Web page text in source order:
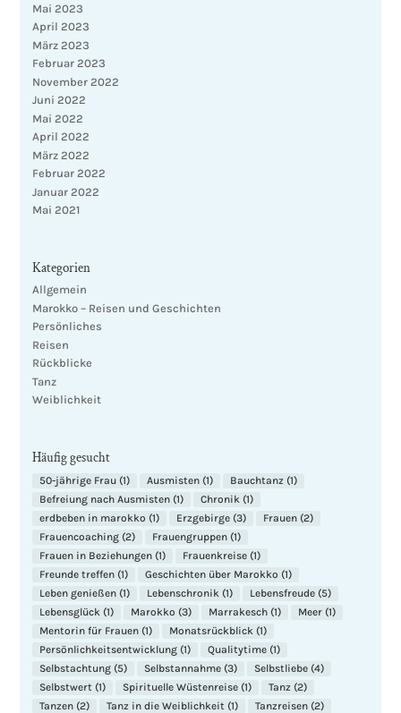
Mai 2023
April 2023
März 2023
Februar 2023
November 2022
Juni 2022
Mai 2022
April 2022
März 2022
Februar 2022
Januar 2022
Mai 2021
Kategorien
Allgemein
Marokko – Reisen und Geschichten
Persönliches
Reisen
Rückblicke
Tanz
Weiblichkeit
Häufig gesucht
50-jährige Frau (1) Ausmisten (1) Bauchtanz (1)
Befreiung nach Ausmisten (1) Chronik (1)
erdbeben in marokko (1) Erzgebirge (3) Frauen (2)
Frauencoaching (2) Frauengruppen (1)
Frauen in Beziehungen (1) Frauenkreise (1)
Freunde treffen (1) Geschichten über Marokko (1)
Leben genießen (1) Lebenschronik (1) Lebensfreude (5)
Lebensglück (1) Marokko (3) Marrakesch (1) Meer (1)
Mentorin für Frauen (1) Monatsrückblick (1)
Persönlichkeitsentwicklung (1) Qualitytime (1)
Selbstachtung (5) Selbstannahme (3) Selbstliebe (4)
Selbstwert (1) Spirituelle Wüstenreise (1) Tanz (2)
Tanzen (2) Tanz in die Weiblichkeit (1) Tanzreisen (2)